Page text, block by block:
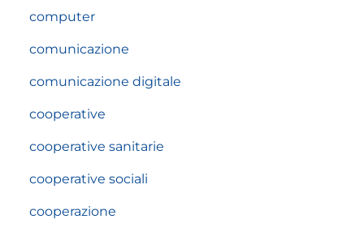
computer
comunicazione
comunicazione digitale
cooperative
cooperative sanitarie
cooperative sociali
cooperazione